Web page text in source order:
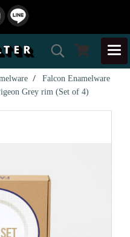
Falcon Enamelware
Grey rim (Set of 4)